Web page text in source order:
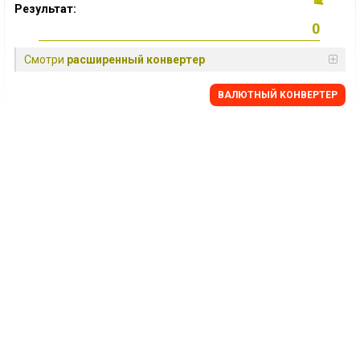
Результат:
Смотри расширенный конвертер
BАЛЮТНЫЙ KОНВЕРТЕР